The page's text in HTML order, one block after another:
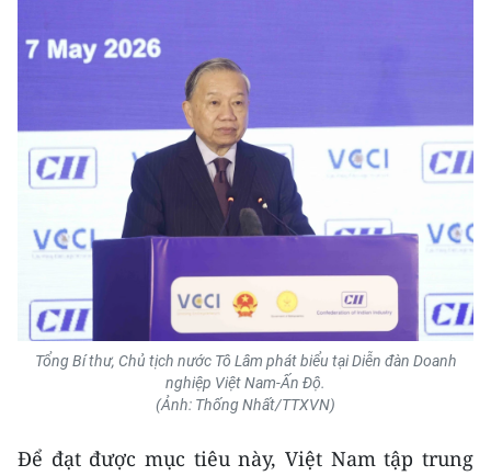
Duyên hải Nam Trung Bộ và Tây
Đông Nam Bộ
Đồng bằng sông Cửu Long
Chuyên trang Hà Nội
Chuyên trang TP. Hồ Chí Minh
CHUYÊN ĐỀ
CÁC CHUYÊN TRANG
VỀ BÁO NHÂN DÂN
Tổng Bí thư, Chủ tịch nước Tô Lâm phát biểu tại Diễn đàn Doanh
nghiệp Việt Nam-Ấn Độ.
(Ảnh: Thống Nhất/TTXVN)
Để đạt được mục tiêu này, Việt Nam tập trung